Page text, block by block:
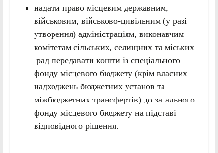
надати право місцевим державним,
військовим, військово-цивільним (у разі
утворення) адміністраціям, виконавчим
комітетам сільських, селищних та міських
рад передавати кошти із спеціального
фонду місцевого бюджету (крім власних
надходжень бюджетних установ та
міжбюджетних трансфертів) до загального
фонду місцевого бюджету на підставі
відповідного рішення.